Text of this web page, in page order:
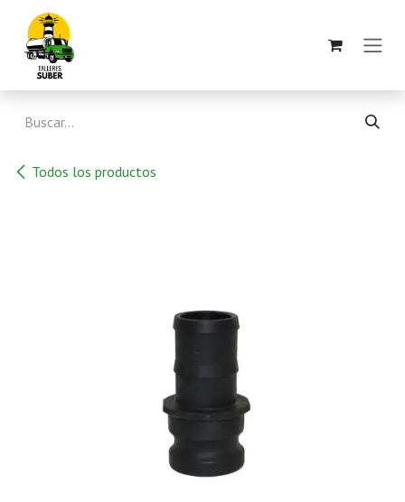
Ir al contenido
Todos los productos